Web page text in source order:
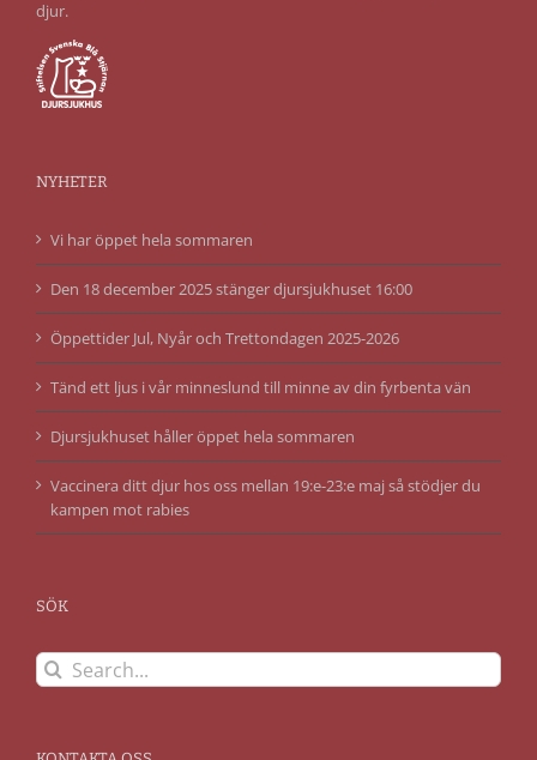
djur.
NYHETER
Vi har öppet hela sommaren
Den 18 december 2025 stänger djursjukhuset 16:00
Öppettider Jul, Nyår och Trettondagen 2025-2026
Tänd ett ljus i vår minneslund till minne av din fyrbenta vän
Djursjukhuset håller öppet hela sommaren
Vaccinera ditt djur hos oss mellan 19:e-23:e maj så stödjer du
kampen mot rabies
SÖK
Search
for: